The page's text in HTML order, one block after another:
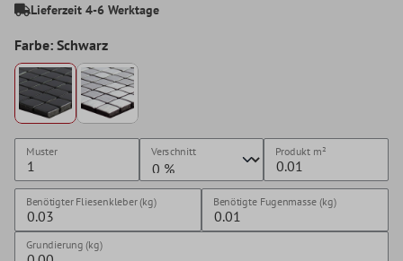
Lieferzeit 4-6 Werktage
Farbe: Schwarz
Muster Verschnitt Produkt m²
Benötigter Fliesenkleber (kg) Benötigte Fugenmasse (kg)
Grundierung (kg)